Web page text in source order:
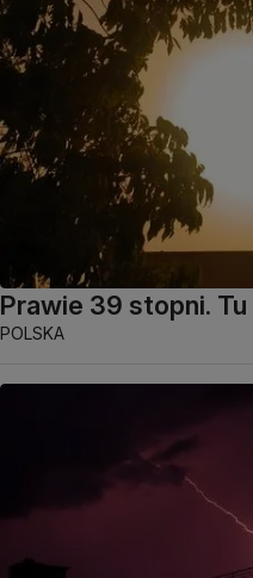
Prawie 39 stopni.
POLSKA